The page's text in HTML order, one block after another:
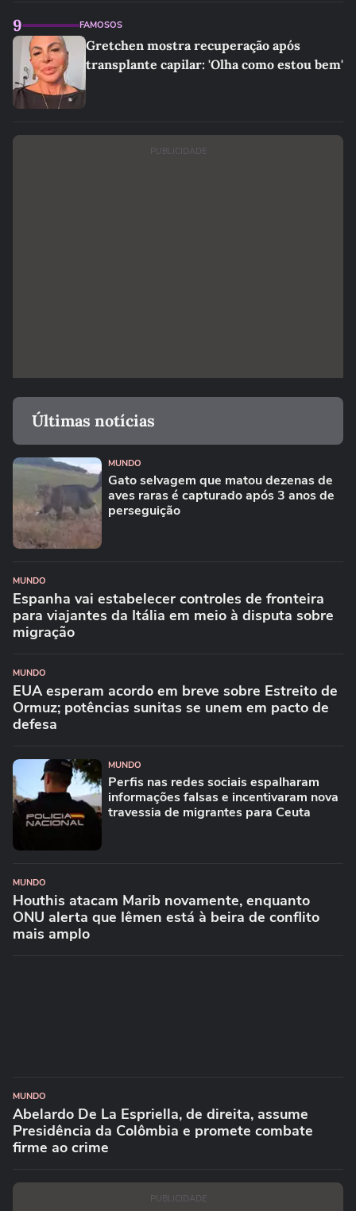
9 FAMOSOS
Gretchen mostra recuperação após
transplante capilar: 'Olha como estou bem'
PUBLICIDADE
Últimas notícias
MUNDO
Gato selvagem que matou dezenas de
aves raras é capturado após 3 anos de
perseguição
MUNDO
Espanha vai estabelecer controles de fronteira
para viajantes da Itália em meio à disputa sobre
migração
MUNDO
EUA esperam acordo em breve sobre Estreito de
Ormuz; potências sunitas se unem em pacto de
defesa
MUNDO
Perfis nas redes sociais espalharam
informações falsas e incentivaram nova
travessia de migrantes para Ceuta
MUNDO
Houthis atacam Marib novamente, enquanto
ONU alerta que Iêmen está à beira de conflito
mais amplo
MUNDO
Abelardo De La Espriella, de direita, assume
Presidência da Colômbia e promete combate
firme ao crime
PUBLICIDADE